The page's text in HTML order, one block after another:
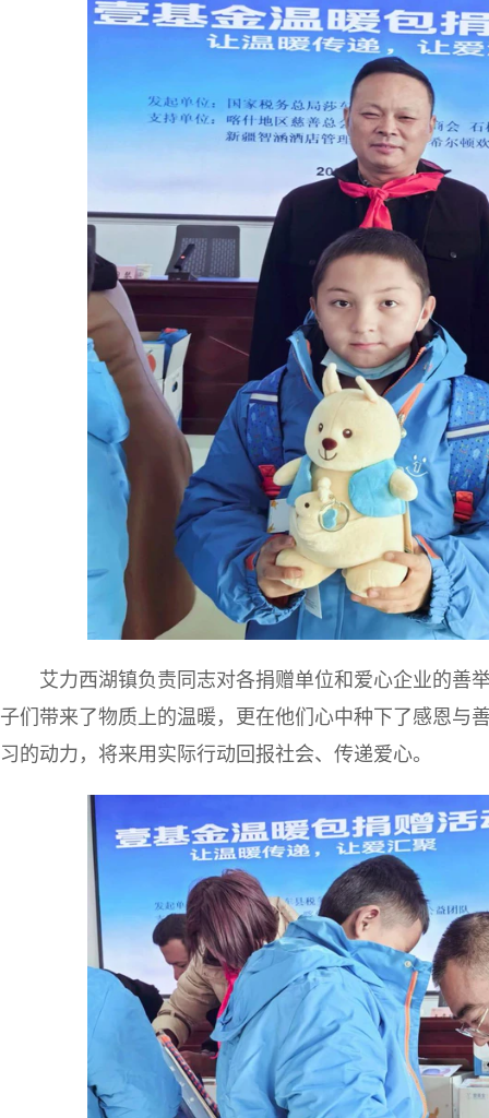
艾力西湖镇负责同志对各捐赠单位和爱心企业的善
子们带来了物质上的温暖，更在他们心中种下了感恩与
习的动力，将来用实际行动回报社会、传递爱心。